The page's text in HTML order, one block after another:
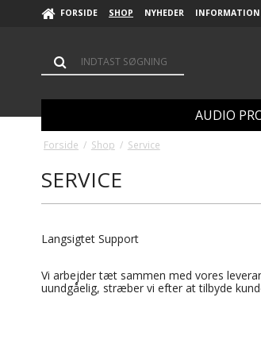
FORSIDE SHOP NYHEDER INFORMATION
AUDIO
Forside / Shop / Service
SERVICE
Langsigtet Support
Vi arbejder tæt sammen med vores
uundgåelig, stræber vi efter at tilbyde